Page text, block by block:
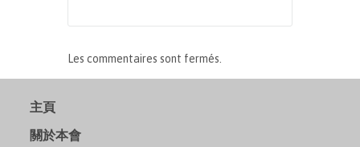
Les commentaires sont fermés.
主頁
關於本會